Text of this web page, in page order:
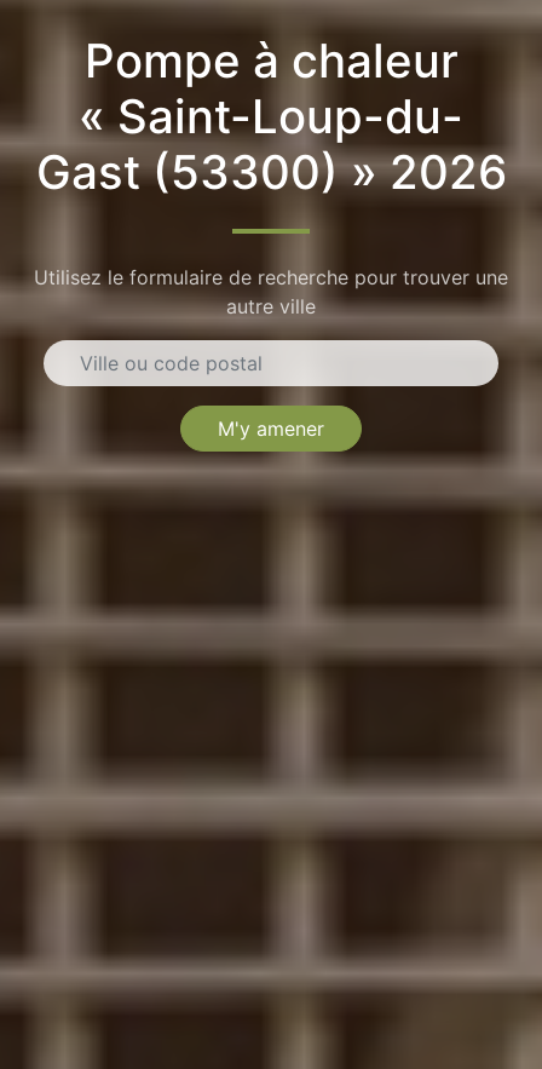
Pompe à chaleur
« Saint-Loup-du-
Gast (53300) » 2026
Utilisez le formulaire de recherche pour trouver une
autre ville
M'y amener